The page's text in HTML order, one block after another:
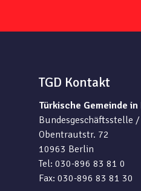
TGD Kontakt
Türkische Gemeinde in
Bundesgeschäftsstelle
Obentrautstr. 72
10963 Berlin
Tel: 030-896 83 81 0
Fax: 030-896 83 81 30